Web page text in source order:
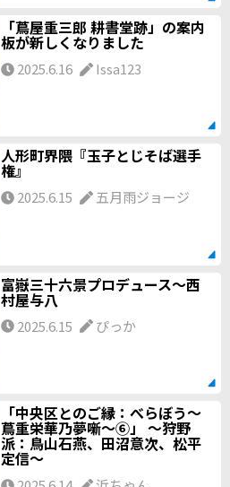
「蔦屋重三郎 耕書堂跡」の案内
板が新しくなりました
2025.6.16 Issa123
人形町界隈『玉子とじそば選手
権』
2025.6.15 五月雨ジョージ
富嶽三十六景プロデュース～西
村屋与八
2025.6.15 ぴっか
「中央区とのご縁：べらぼう〜
蔦重栄華乃夢噺〜⑥」 ～狩野
派：鳥山石燕、田沼意次、松平
定信～